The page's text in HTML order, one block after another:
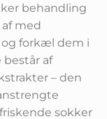
behandling
med
forkæl dem i
består af
– den
sokker